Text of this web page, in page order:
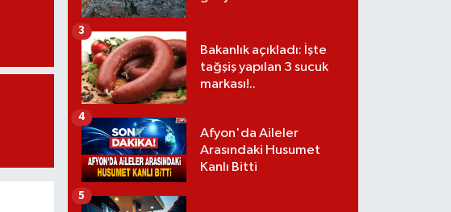
Bakanlık açıkladı: İşte
tağşiş yapılan 3 sucuk
markası!..
3
Afyon'da Aileler
Arasındaki Husumet
Kanlı Bitti
4
5